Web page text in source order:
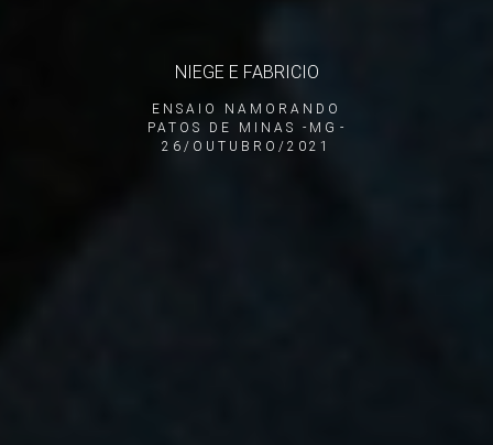
ENSAIO NAMORANDO
PATOS DE MINAS -MG
26/OUTUBRO/2021
NIEGE E FABRICIO